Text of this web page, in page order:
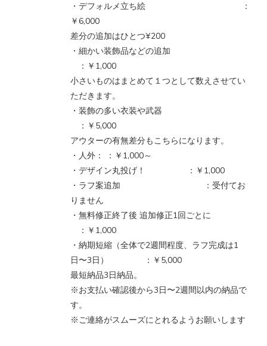
・デフォルメ立ち絵 ：
￥6,000
差分の追加はひとつ¥200
・細かい装飾品などの追加
：￥1,000
小さいものはまとめて１つとして数えさせてい
ただきます。
・装飾の多い衣装や武器
：￥5,000
アウターの有無差分もこちらになります。
・人外： ：￥1,000～
・デザイン丸投げ！ ：￥1,000
・ラフ案追加 ：受付てお
りません
・無料修正終了後 追加修正1回ごとに
：￥1,000
・納期短縮（全体で2週間程度、ラフ完成は1
日〜3日） ：￥5,000
最短納品3日納品。
※お支払い確認後から3日〜2週間以内の納品で
す。
※ご連絡がスムーズにとれるようお願いします